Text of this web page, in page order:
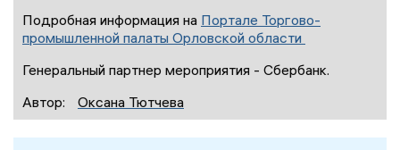
Подробная информация на Портале Торгово-
промышленной палаты Орловской области
Генеральный партнер мероприятия - Сбербанк.
Автор:
Оксана Тютчева